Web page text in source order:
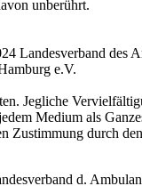
unberührt.
Landesverband des
e.V.
Jegliche
Medium als
Zustimmung durch
d.